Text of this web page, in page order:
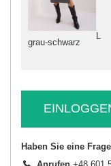
grau-schwarz
L
Haben Sie eine